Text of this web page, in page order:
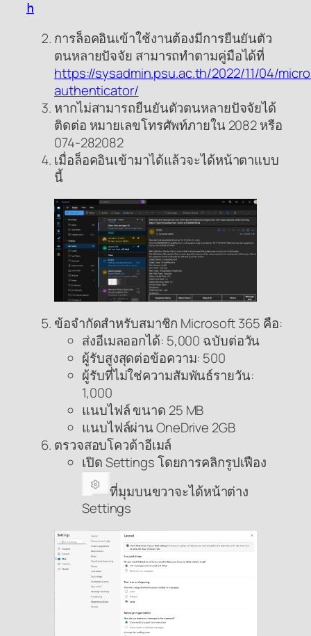
h
การล็อคอินเข้าใช้งานต้องมีการยืนยันตัว
ตนหลายปัจจัย สามารถทำตามคู่มือได้ที่
https://sysadmin.psu.ac.th/2022/11/04/
authenticator/
หากไม่สามารถยืนยันตัวตนหลายปัจจัยได้
ติดต่อ หมายเลขโทรศัพท์ภายใน 2082 หรือ
074-282082
เมื่อล็อคอินเข้ามาได้แล้วจะได้หน้าตาแบบ
นี้
ข้อจํากัดสําหรับสมาชิก Microsoft 365 คือ:
ส่งอีเมลออกได้: 5,000 ฉบับต่อวัน
ผู้รับสูงสุดต่อข้อความ: 500
ผู้รับที่ไม่ใช่ความสัมพันธ์รายวัน:
1,000
แนบไฟล์ ขนาด 25 MB
แนบไฟล์ผ่าน OneDrive 2GB
ตรวจสอบโควต้าอีเมล์
เปิด Settings โดยการคลิกรูปเฟือง
ที่มุมบนขวาจะได้หน้าต่าง
Settings